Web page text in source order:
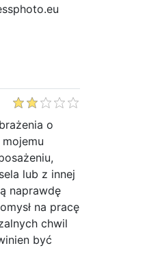
o
lub z innej
naprawdę
na pracę
chwil
być